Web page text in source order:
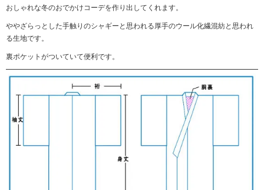
おしゃれな冬のおでかけコーデを作り出してくれます。
ややざらっとした手触りのシャギーと思われる厚手のウール化繊混紡と思われ
る生地です。
裏ポケットがついていて便利です。